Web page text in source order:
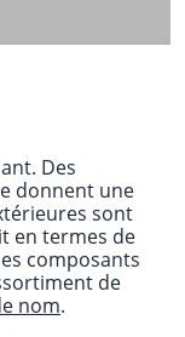
Des
donnent une
sont
en termes de
composants
de
nom.